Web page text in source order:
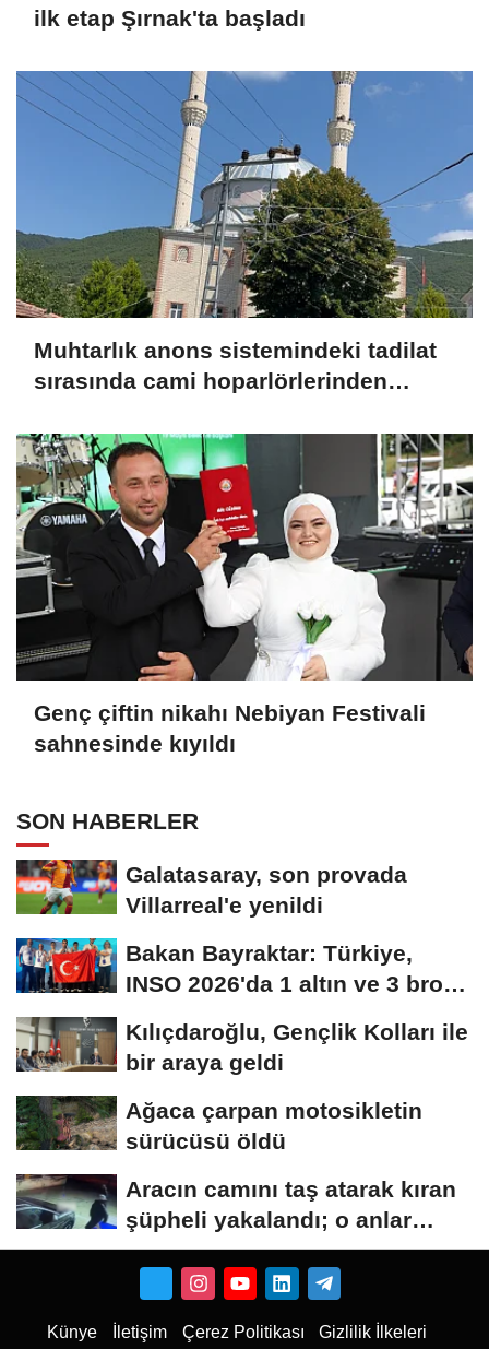
ilk etap Şırnak'ta başladı
Muhtarlık anons sistemindeki tadilat
sırasında cami hoparlörlerinden
Genç çiftin nikahı Nebiyan Festivali
sahnesinde kıyıldı
SON HABERLER
Galatasaray, son provada
Villarreal'e yenildi
Bakan Bayraktar: Türkiye,
INSO 2026'da 1 altın ve 3 bronz
Kılıçdaroğlu, Gençlik Kolları ile
bir araya geldi
Ağaca çarpan motosikletin
sürücüsü öldü
Aracın camını taş atarak kıran
şüpheli yakalandı; o anlar
kamerada
Künye İletişim Çerez Politikası Gizlilik İlkeleri